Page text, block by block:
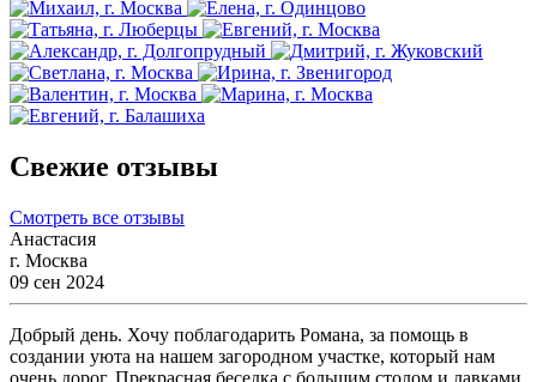
Свежие отзывы
Смотреть все отзывы
Анастасия
г. Москва
09 сен 2024
Добрый день. Хочу поблагодарить Романа, за помощь в
создании уюта на нашем загородном участке, который нам
очень дорог. Прекрасная беседка с большим столом и лавками